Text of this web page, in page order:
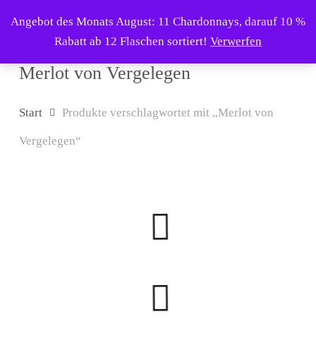
Angebot des Monats August: 11 Chardonnays, darauf 10 %
Rabatt ab 12 Flaschen sortiert! Verwerfen
content
search
Merlot von Vergelegen
Start Produkte verschlagwortet mit „Merlot von
Vergelegen“